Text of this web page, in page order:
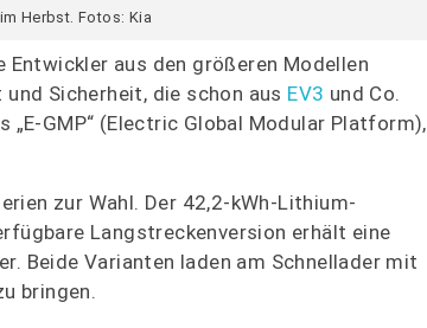
Herbst. Fotos: Kia
Entwickler aus den größeren Modellen
Sicherheit, die schon aus EV3 und Co.
GMP“ (Electric Global Modular Platform),
zur Wahl. Der 42,2-kWh-Lithium-
Langstreckenversion erhält eine
Beide Varianten laden am Schnellader mit
bringen.